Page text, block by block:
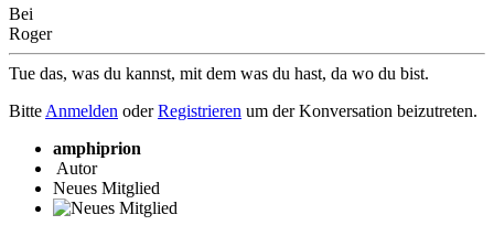
Bei
Roger
Tue das, was du kannst, mit dem was du hast, da wo du bist.
Bitte Anmelden oderRegistrieren um der Konversation beizutreten.
amphiprion
Autor
Neues Mitglied